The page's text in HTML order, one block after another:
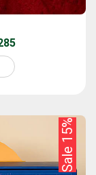
Sale 15%